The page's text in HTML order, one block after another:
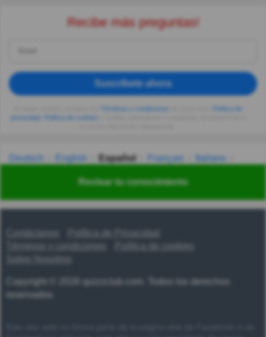
Revisar tu conocimiento
Recibe más preguntas!
Suscríbete ahora
Deutsch English Español Français
Italiano
Українська हिन्दी 한국어 汉语
Contáctanos
Política de Privacidad
Términos y condiciones
Copyright © 2026 quizzclub.com. Todos los derechos
reservados